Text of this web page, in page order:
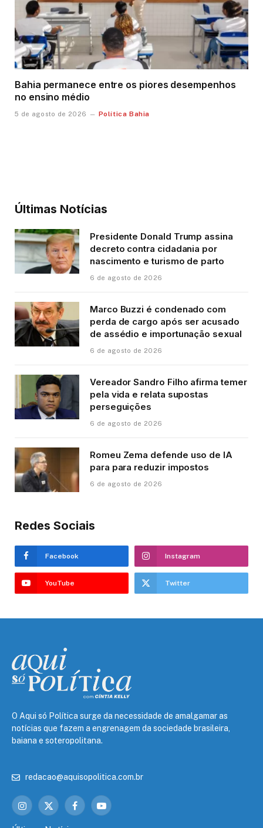
Bahia permanece entre os piores desempenhos
no ensino médio
5 de agosto de 2026 Política Bahia
Últimas Notícias
Presidente Donald Trump assina
decreto contra cidadania por
nascimento e turismo de parto
6 de agosto de 2026
Marco Buzzi é condenado com
perda de cargo após ser acusado
de assédio e importunação sexual
6 de agosto de 2026
Vereador Sandro Filho afirma temer
pela vida e relata supostas
perseguições
6 de agosto de 2026
Romeu Zema defende uso de IA
para para reduzir impostos
6 de agosto de 2026
Redes Sociais
Facebook Instagram
YouTube Twitter
O Aqui só Política surge da necessidade de amalgamar as
notícias que fazem a engrenagem da sociedade brasileira,
baiana e soteropolitana.
redacao@aquisopolitica.com.br
Instagram
X
FacebookYouTube